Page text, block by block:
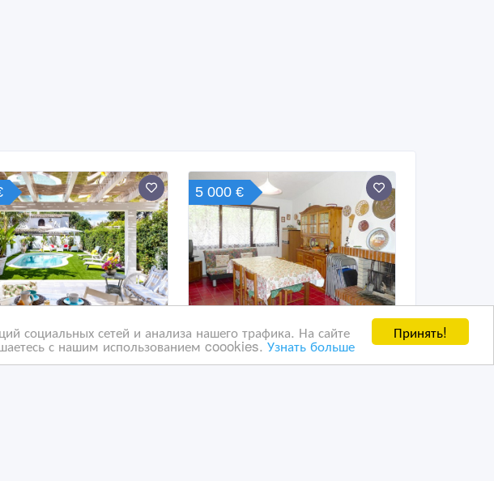
Принять!
социальных сетей и анализа нашего трафика. На сайте
с нашим использованием coookies.Узнать больше
5 000 €